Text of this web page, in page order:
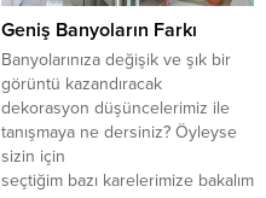
ölçüde...
Geniş Banyoların Farkı
Banyolarınıza değişik ve şık bir
görüntü kazandıracak
dekorasyon düşüncelerimiz ile
tanışmaya ne dersiniz? Öyleyse
sizin için
seçtiğim bazı karelerimize bakalım.